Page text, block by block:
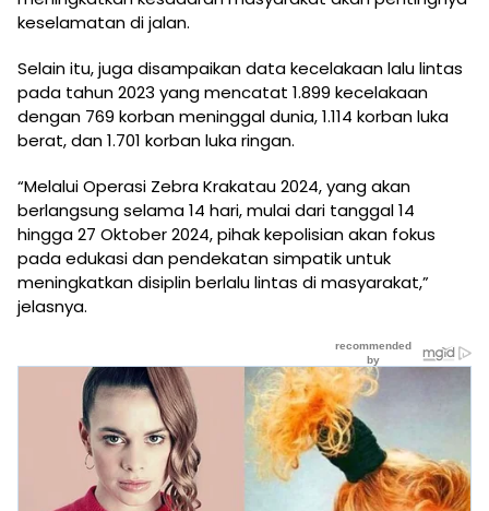
keselamatan di jalan.
Selain itu, juga disampaikan data kecelakaan lalu lintas
pada tahun 2023 yang mencatat 1.899 kecelakaan
dengan 769 korban meninggal dunia, 1.114 korban luka
berat, dan 1.701 korban luka ringan.
“Melalui Operasi Zebra Krakatau 2024, yang akan
berlangsung selama 14 hari, mulai dari tanggal 14
hingga 27 Oktober 2024, pihak kepolisian akan fokus
pada edukasi dan pendekatan simpatik untuk
meningkatkan disiplin berlalu lintas di masyarakat,”
jelasnya.